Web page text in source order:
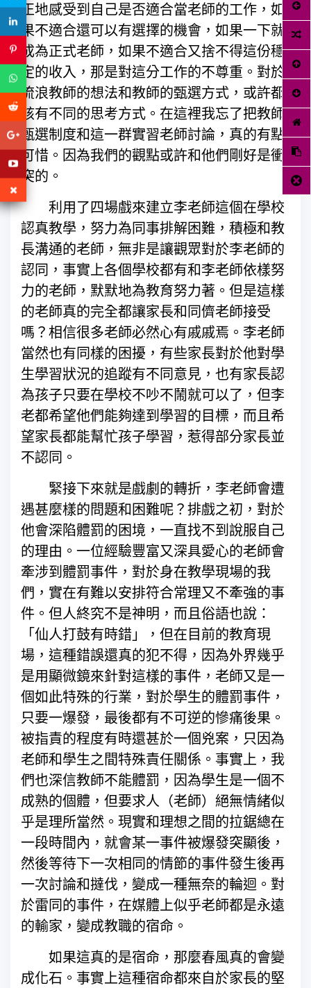
正地感受到自己是否適合當老師的工作，如
果不適合還可以有選擇的機會，如果一下就
成為正式老師，如果不適合又捨不得這份穩
定的收入，那是對這分工作的不尊重。對於
流浪教師的想法和教師的甄選方式，或許都
該有不同的思考方式。在這裡我忘了把教師
甄選制度和這一群實習老師討論，真的有點
可惜。因為我們的觀點或許和他們剛好是衝
突的。
利用了四場戲來建立李老師這個在學校
認真教學，努力為同事排解困難，積極和教
長溝通的老師，無非是讓觀眾對於李老師的
認同，事實上各個學校都有和李老師依樣努
力的老師，默默地為教育努力著。但是這樣
的老師真的完全都讓家長和同儕老師接受
嗎？相信很多老師必然心有戚戚焉。李老師
當然也有同樣的困擾，有些家長對於他對學
生學習狀況的追蹤有不同意見，也有家長認
為孩子只要在學校不吵不鬧就可以了，但李
老都希望他們能夠達到學習的目標，而且希
望家長都能幫忙孩子學習，惹得部分家長並
不認同。
緊接下來就是戲劇的轉折，李老師會遭
遇甚麼樣的問題和困難呢？排戲之初，對於
他會深陷體罰的困境，一直找不到說服自己
的理由。一位經驗豐富又深具愛心的老師會
牽涉到體罰事件，對於身在教學現場的我
們，實在有難以安排符合常理又不牽強的事
件。但人終究不是神明，而且俗語也說：
「仙人打鼓有時錯」，但在目前的教育現
場，這種錯誤還真的犯不得，因為外界幾乎
是用顯微鏡來針對這樣的事件，老師又是一
個如此特殊的行業，對於學生的體罰事件，
只要一爆發，最後都有不可逆的慘痛後果。
被指責的程度有時還甚於一個兇案，只因為
老師和學生之間特殊責任關係。事實上，我
們也深信教師不能體罰，因為學生是一個不
成熟的個體，但要求人（老師）絕無情緒似
乎是理所當然。現實和理想之間的拉鋸總在
一段時間內，就會某一事件被爆發突顯後，
然後等待下一次相同的情節的事件發生後再
一次討論和撻伐，變成一種無奈的輪迴。對
於雷同的事件，在媒體上似乎老師都是永遠
的輸家，變成教職的宿命。
如果這真的是宿命，那麼春風真的會變
成化石。事實上這種宿命都來自於家長的堅